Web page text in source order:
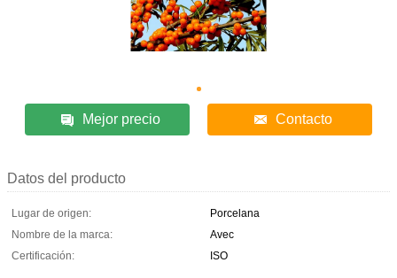
Mejor precio Contacto
Datos del producto
Lugar de origen:
Porcelana
Nombre de la marca:
Avec
Certificación:
ISO